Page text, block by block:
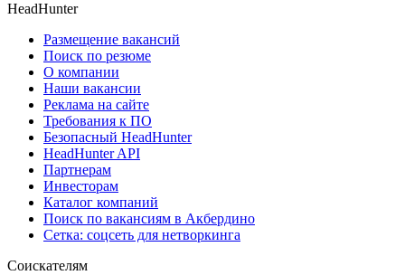
HeadHunter
Размещение вакансий
Поиск по резюме
О компании
Наши вакансии
Реклама на сайте
Требования к ПО
Безопасный HeadHunter
HeadHunter API
Партнерам
Инвесторам
Каталог компаний
Поиск по вакансиям в Акбердино
Сетка: соцсеть для нетворкинга
Соискателям